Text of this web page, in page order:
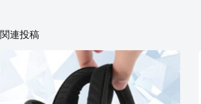
関連投稿